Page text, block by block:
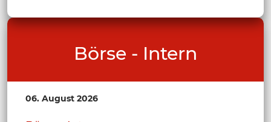
Börse - Intern
06. August 2026